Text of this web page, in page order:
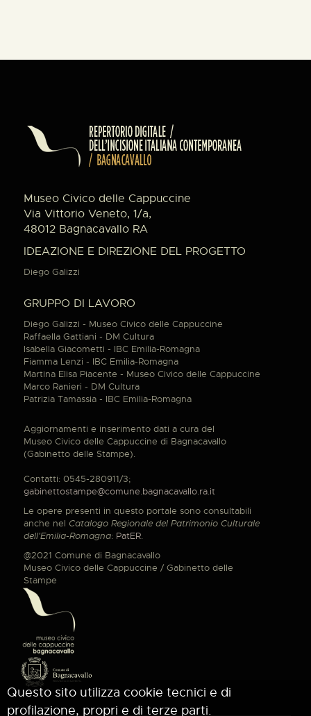
Museo Civico delle Cappuccine
Via Vittorio Veneto, 1/a,
48012 Bagnacavallo RA
IDEAZIONE E DIREZIONE DEL PROGETTO
Diego Galizzi
GRUPPO DI LAVORO
Diego Galizzi - Museo Civico delle Cappuccine
Raffaella Gattiani - DM Cultura
Isabella Giacometti - IBC Emilia-Romagna
Fiamma Lenzi - IBC Emilia-Romagna
Martina Elisa Piacente - Museo Civico delle Cappuccine
Marco Ranieri - DM Cultura
Patrizia Tamassia - IBC Emilia-Romagna
Aggiornamenti e inserimento dati a cura del
Museo Civico delle Cappuccine di Bagnacavallo
(Gabinetto delle Stampe).
Contatti: 0545-280911/3;
gabinettostampe@comune.bagnacavallo.ra.it
Le opere presenti in questo portale sono consultabili
anche nel Catalogo Regionale del Patrimonio Culturale
dell'Emilia-Romagna: PatER.
@2021 Comune di Bagnacavallo
Museo Civico delle Cappuccine / Gabinetto delle
Stampe
Questo sito utilizza cookie tecnici e di
profilazione, propri e di terze parti.